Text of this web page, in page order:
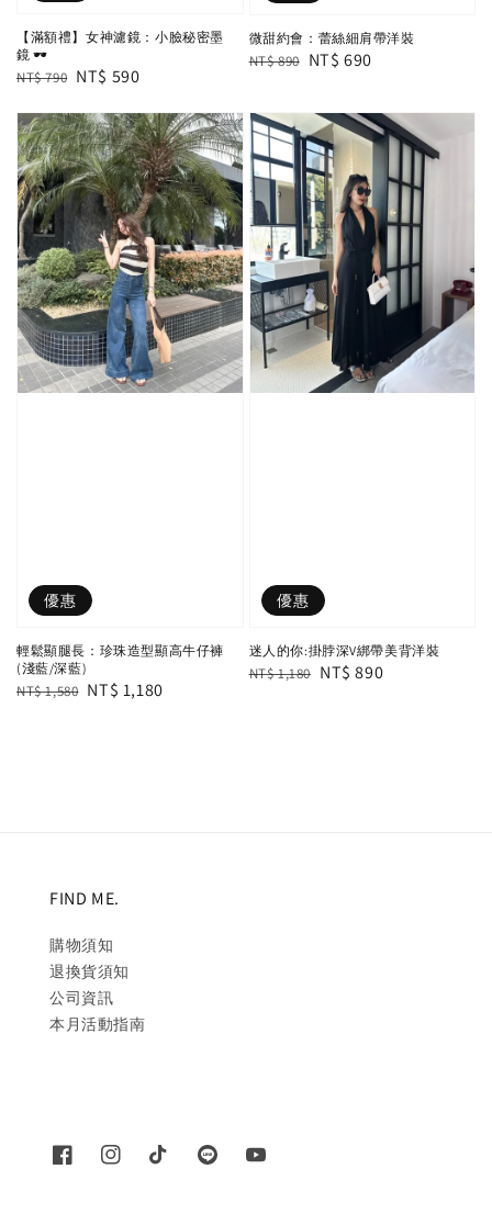
【滿額禮】女神濾鏡：小臉秘密墨
鏡 🕶️
Regular
NT$ 790 Sale
NT$ 590
微甜約會：蕾絲細肩帶洋裝
Regular
NT$ 890 Sale
NT$ 690
優惠
輕鬆顯腿長：珍珠造型顯高牛仔褲
(淺藍/深藍)
Regular
NT$ 1,580 Sale
NT$ 1,180
優惠
迷人的你:掛脖深V綁帶美背洋裝
Regular
NT$ 1,180 Sale
NT$ 890
FIND ME.
購物須知
退換貨須知
公司資訊
本月活動指南